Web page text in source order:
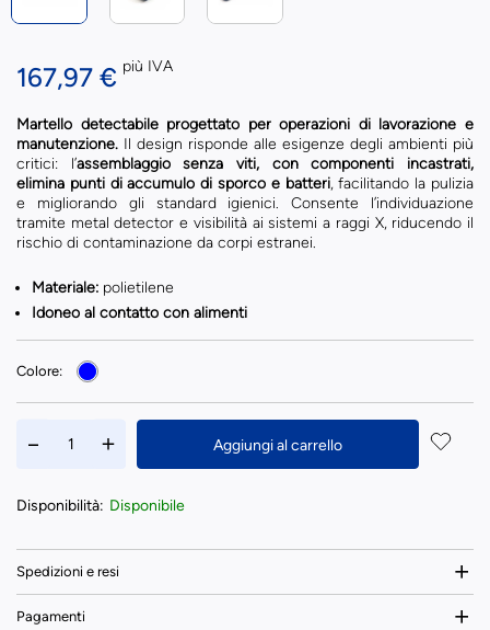
167,97 € più IVA
Martello detectabile progettato per operazioni di lavorazione e
manutenzione. Il design risponde alle esigenze degli ambienti più
critici: l’assemblaggio senza viti, con componenti incastrati,
elimina punti di accumulo di sporco e batteri, facilitando la pulizia
e migliorando gli standard igienici. Consente l’individuazione
tramite metal detector e visibilità ai sistemi a raggi X, riducendo il
rischio di contaminazione da corpi estranei.
Materiale: polietilene
Idoneo al contatto con alimenti
Colore:
Aggiungi al carrello
Disponibilità: Disponibile
Spedizioni e resi
Pagamenti